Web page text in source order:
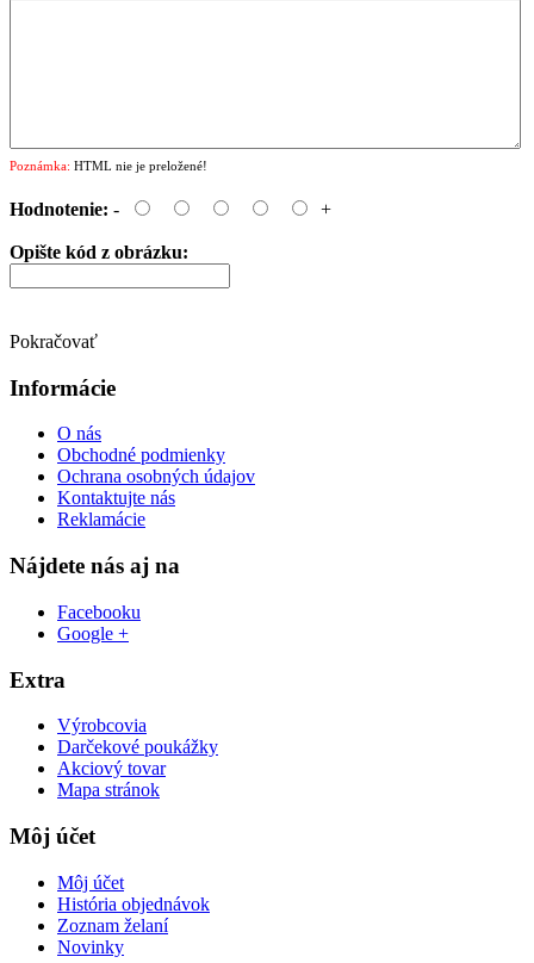
Poznámka: HTML nie je preložené!
Hodnotenie: - +
Opište kód z obrázku:
Pokračovať
Informácie
O nás
Obchodné podmienky
Ochrana osobných údajov
Kontaktujte nás
Reklamácie
Nájdete nás aj na
Facebooku
Google +
Extra
Výrobcovia
Darčekové poukážky
Akciový tovar
Mapa stránok
Môj účet
Môj účet
História objednávok
Zoznam želaní
Novinky